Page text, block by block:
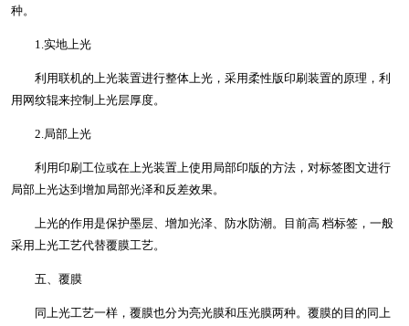
种。
1.实地上光
利用联机的上光装置进行整体上光，采用柔性版印刷装置的原理，利
用网纹辊来控制上光层厚度。
2.局部上光
利用印刷工位或在上光装置上使用局部印版的方法，对标签图文进行
局部上光达到增加局部光泽和反差效果。
上光的作用是保护墨层、增加光泽、防水防潮。目前高 档标签，一般
采用上光工艺代替覆膜工艺。
五、覆膜
同上光工艺一样，覆膜也分为亮光膜和压光膜两种。覆膜的目的同上